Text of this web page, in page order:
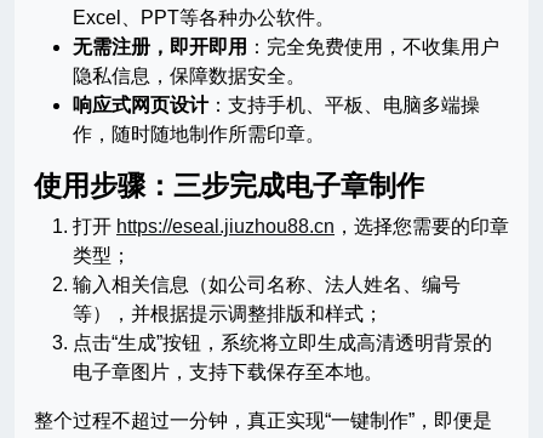
Excel、PPT等各种办公软件。
无需注册，即开即用 ：完全免费使用，不收集用户
隐私信息，保障数据安全。
响应式网页设计：支持手机、平板、电脑多端操
作，随时随地制作所需印章。
使用步骤：三步完成电子章制作
打开 https://eseal.jiuzhou88.cn ，选择您需要的印章
类型；
输入相关信息（如公司名称、法人姓名、编号
等），并根据提示调整排版和样式；
点击“生成”按钮，系统将立即生成高清透明背景的
电子章图片，支持下载保存至本地。
整个过程不超过一分钟，真正实现“一键制作”，即便是